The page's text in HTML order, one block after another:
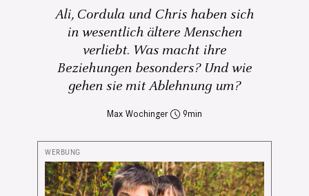
Ali, Cordula und Chris haben sich
in wesentlich ältere Menschen
verliebt. Was macht ihre
Beziehungen besonders? Und wie
gehen sie mit Ablehnung um?
Max Wochinger 9